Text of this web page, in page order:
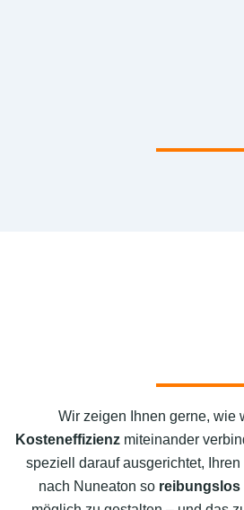
Wir zeigen Ihnen gerne, wie
Kosteneffizienz miteinander
speziell darauf ausgerichtet,
nach Nuneaton so reibungslos